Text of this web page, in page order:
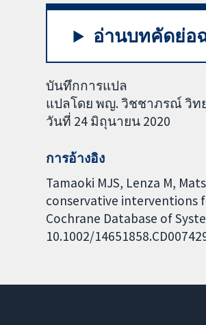
อ่านบทคัดย่อ
บันทึกการแปล
แปลโดย พญ. วิชชาภรณ์ วิ
วันที่ 24 มิถุนายน 2020
การอ้างอิง
Tamaoki MJS, Lenza M,
conservative interventions
Cochrane Database of
10.1002/